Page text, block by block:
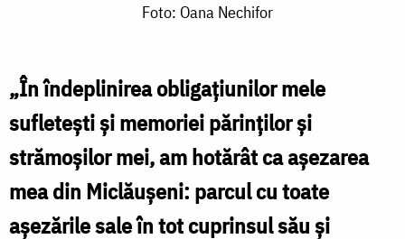
Nechifor
Foto: Oana Nechifor
„În îndeplinirea obligațiunilor mele
sufletești și memoriei părinților și
strămoșilor mei, am hotărât ca așezarea
mea din Miclăușeni: parcul cu toate
așezările sale în tot cuprinsul său și